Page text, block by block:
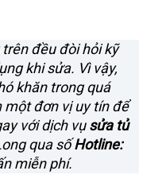
đều đòi hỏi kỹ
khi sửa. Vì vậy,
khăn trong quá
đơn vị uy tín để
với dịch vụsửa tủ
qua sốHotline:
miễn phí.